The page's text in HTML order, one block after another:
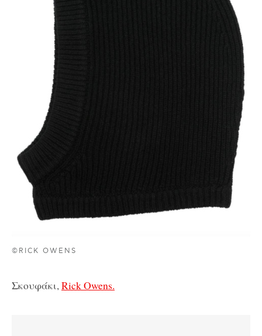
©RICK OWENS
Σκουφάκι, Rick Owens.